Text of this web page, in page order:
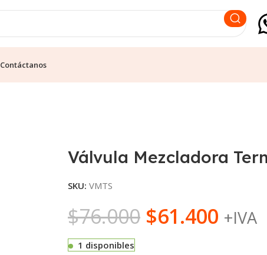
Contáctanos
Válvula Mezcladora
SKU: VMTS
$76.000 $61.400 +IVA
1 disponibles